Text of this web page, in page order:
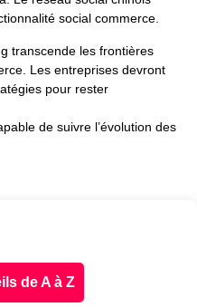
social commerce.
transcende les frontières
Les entreprises devront
pour rester
de suivre l’évolution des
de A à Z